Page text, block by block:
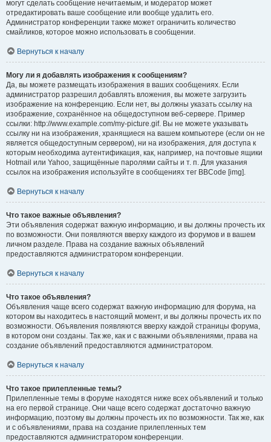
могут сделать сообщение нечитаемым, и модератор может
отредактировать ваше сообщение или вообще удалить его.
Администратор конференции также может ограничить количество
смайликов, которое можно использовать в сообщении.
Вернуться к началу
Могу ли я добавлять изображения к сообщениям?
Да, вы можете размещать изображения в ваших сообщениях. Если
администратор разрешил добавлять вложения, вы можете загрузить
изображение на конференцию. Если нет, вы должны указать ссылку на
изображение, сохранённое на общедоступном веб-сервере. Пример
ссылки: http://www.example.com/my-picture.gif. Вы не можете указывать
ссылку ни на изображения, хранящиеся на вашем компьютере (если он не
является общедоступным сервером), ни на изображения, для доступа к
которым необходима аутентификация, как, например, на почтовые ящики
Hotmail или Yahoo, защищённые паролями сайты и т. п. Для указания
ссылок на изображения используйте в сообщениях тег BBCode [img].
Вернуться к началу
Что такое важные объявления?
Эти объявления содержат важную информацию, и вы должны прочесть их
по возможности. Они появляются вверху каждого из форумов и в вашем
личном разделе. Права на создание важных объявлений
предоставляются администратором конференции.
Вернуться к началу
Что такое объявления?
Объявления чаще всего содержат важную информацию для форума, на
котором вы находитесь в настоящий момент, и вы должны прочесть их по
возможности. Объявления появляются вверху каждой страницы форума,
в котором они созданы. Так же, как и с важными объявлениями, права на
создание объявлений предоставляются администратором.
Вернуться к началу
Что такое прилепленные темы?
Прилепленные темы в форуме находятся ниже всех объявлений и только
на его первой странице. Они чаще всего содержат достаточно важную
информацию, поэтому вы должны прочесть их по возможности. Так же, как
и с объявлениями, права на создание прилепленных тем
предоставляются администратором конференции.